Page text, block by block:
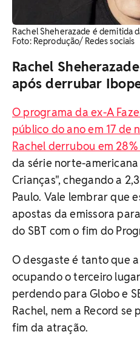
Rachel Sheherazade é demitida
Foto: Reprodução/ Redes sociais
Rachel
após derrubar
O programa da ex-A
público do ano em 17 de
Rachel derrubou em
da série norte-americana
Crianças", chegando a
Paulo. Vale lembrar que
apostas da emissora
do SBT com o fim do
O desgaste é tanto que
ocupando o terceiro
perdendo para Globo e
Rachel, nem a Record se
fim da atração.